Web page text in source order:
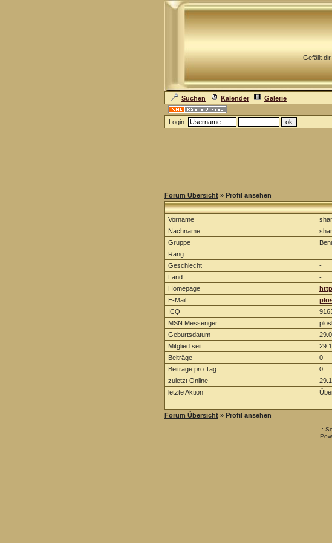
Gefällt
Suchen Kalender Galerie
Login:
Forum Übersicht » Profil ansehen
Vorname
Nachname
Gruppe
Rang
Geschlecht
-
Land
-
Homepage
E-Mail
ICQ
MSN Messenger
Geburtsdatum
Mitglied seit
Beiträge
0
Beiträge pro Tag
0
zuletzt Online
letzte Aktion
Forum Übersicht » Profil ansehen
.: